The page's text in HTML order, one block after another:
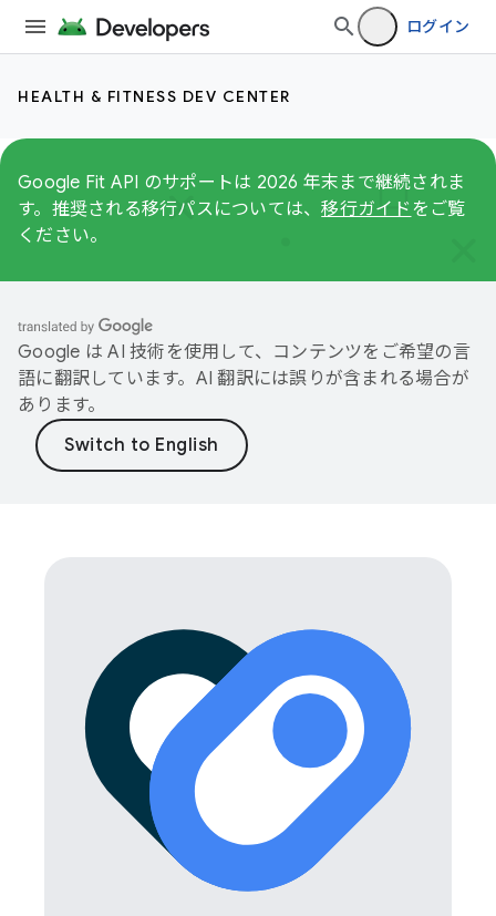
ログイン
HEALTH & FITNESS DEV CENTER
Google Fit API のサポートは 2026 年末まで継続されま
す。推奨される移行パスについては、移行ガイド をご覧
ください。
Google は AI 技術を使用して、コンテンツをご希望の言
語に翻訳しています。AI 翻訳には誤りが含まれる場合が
あります。